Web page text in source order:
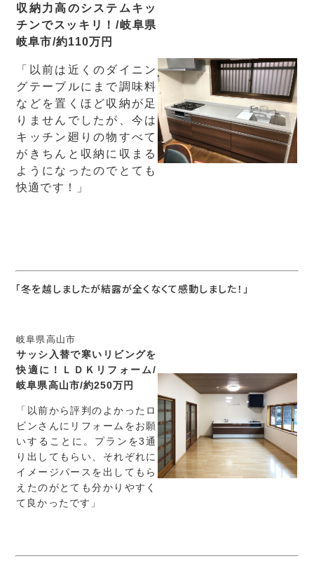
収納力高のシステムキッ
チンでスッキリ！/岐阜県
岐阜市/約110万円
「以前は近くのダイニン
グテーブルにまで調味料
などを置くほど収納が足
りませんでしたが、今は
キッチン廻りの物すべて
がきちんと収納に収まる
ようになったのでとても
快適です！」
「冬を越しましたが結露が全くなくて感動しました！」
岐阜県高山市
サッシ入替で寒いリビングを
快適に！ＬＤＫリフォーム/
岐阜県高山市/約250万円
「以前から評判のよかったロ
ビンさんにリフォームをお願
いすることに。プランを3通
り出してもらい、それぞれに
イメージパースを出してもら
えたのがとても分かりやすく
て良かったです」